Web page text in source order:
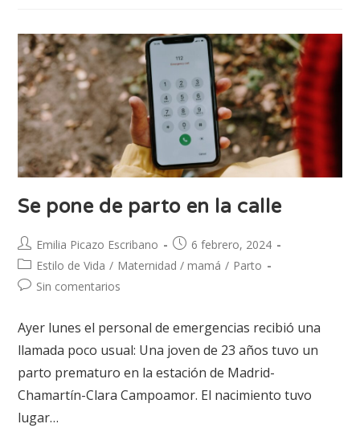
Se pone de parto en la calle
Emilia Picazo Escribano
6 febrero, 2024
Estilo de Vida / Maternidad / mamá / Parto
Sin comentarios
Ayer lunes el personal de emergencias recibió una
llamada poco usual: Una joven de 23 años tuvo un
parto prematuro en la estación de Madrid-
Chamartín-Clara Campoamor. El nacimiento tuvo
lugar…